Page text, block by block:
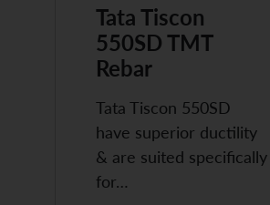
Tata Tiscon
550SD TMT
Rebar
Tata Tiscon 550SD
have superior ductility
& are suited specifically
for…